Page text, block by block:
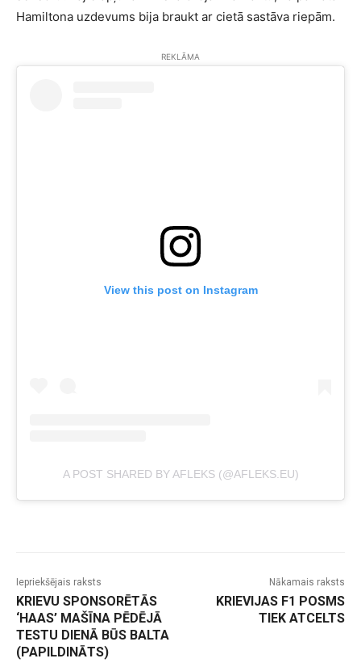
Hamiltona uzdevums bija braukt ar cietā sastāva riepām.
REKLĀMA
View this post on Instagram
A POST SHARED BY AFLEKS (@AFLEKS.EU)
Iepriekšējais raksts
KRIEVU SPONSORĒTĀS
‘HAAS’ MAŠĪNA PĒDĒJĀ
TESTU DIENĀ BŪS BALTA
(PAPILDINĀTS)
Nākamais raksts
KRIEVIJAS F1 POSMS
TIEK ATCELTS